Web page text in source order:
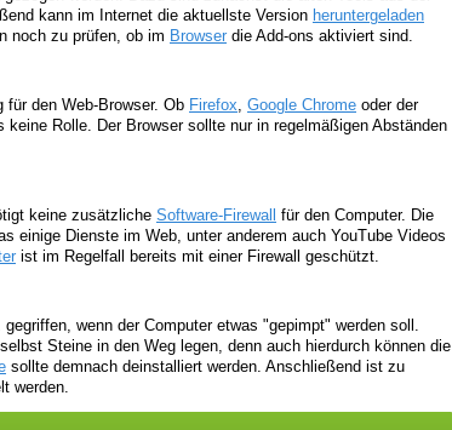
kann im Internet die aktuellste Version heruntergeladen
noch zu prüfen, ob im Browser die Add-ons aktiviert sind.
den Web-Browser. Ob Firefox Google Chrome oder der
keine Rolle. Der Browser sollte nur in regelmäßigen Abständen
keine zusätzliche Software-Firewall
für den Computer. Die
einige Dienste im Web, unter anderem auch YouTube Videos
ist im Regelfall bereits mit einer Firewall geschützt.
wenn der Computer etwas "gepimpt" werden soll.
Steine in den Weg legen, denn auch hierdurch können die
sollte demnach deinstalliert werden. Anschließend ist zu
werden.